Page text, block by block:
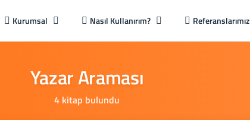
Kurumsal Nasıl Kullanırım? Referanslarımız
YazarAraması
4 kitap bulundu